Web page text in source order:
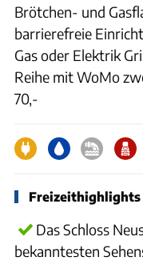
Brötchen- und
barrierefreie
Gas oder Elektrik
Reihe mit WoMo
70,-
Freizeithighlights
Das Schloss
bekanntesten